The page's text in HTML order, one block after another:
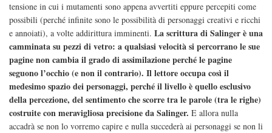
tensione in cui i mutamenti sono appena avvertiti eppure percepiti come
possibili (perché infinite sono le possibilità di personaggi creativi e ricchi
e annoiati), a volte addirittura imminenti. La scrittura di Salinger è una
camminata su pezzi di vetro: a qualsiasi velocità si percorrano le sue
pagine non cambia il grado di assimilazione perché le pagine
seguono l’occhio (e non il contrario). Il lettore occupa così il
medesimo spazio dei personaggi, perché il livello è quello esclusivo
della percezione, del sentimento che scorre tra le parole (tra le righe)
costruite con meravigliosa precisione da Salinger. E allora nulla
accadrà se non lo vorremo capire e nulla succederà ai personaggi se non li